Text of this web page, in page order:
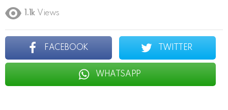
1.1k Views
FACEBOOK TWITTER
WHATSAPP